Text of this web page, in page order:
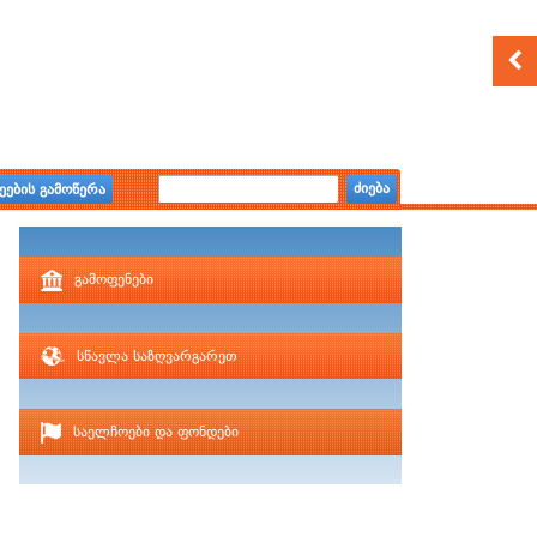
გამოწერა ძიება
გამოფენები
სწავლა საზღვარგარეთ
საელჩოები და ფონდები